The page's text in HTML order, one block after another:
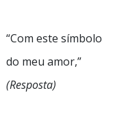
“Com este símbolo
do meu amor,”
(Resposta)